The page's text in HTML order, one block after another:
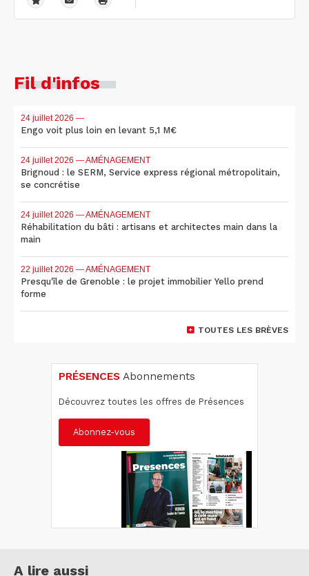
Fil d'infos
24 juillet 2026 —
Engo voit plus loin en levant 5,1 M€
24 juillet 2026 — AMÉNAGEMENT
Brignoud : le SERM, Service express régional métropolitain,
se concrétise
24 juillet 2026 — AMÉNAGEMENT
Réhabilitation du bâti : artisans et architectes main dans la
main
22 juillet 2026 — AMÉNAGEMENT
Presqu'île de Grenoble : le projet immobilier Yello prend
forme
TOUTES LES BRÈVES
PRÉSENCES Abonnements
Découvrez toutes les offres de Présences
Abonnez-vous
A lire aussi